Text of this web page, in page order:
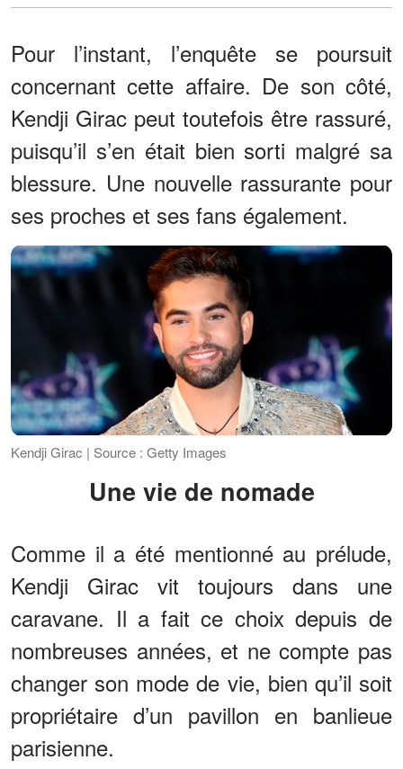
Pour l’instant, l’enquête se poursuit
concernant cette affaire. De son côté,
Kendji Girac peut toutefois être rassuré,
puisqu’il s’en était bien sorti malgré sa
blessure. Une nouvelle rassurante pour
ses proches et ses fans également.
Kendji Girac | Source : Getty Images
Une vie de nomade
Comme il a été mentionné au prélude,
Kendji Girac vit toujours dans une
caravane. Il a fait ce choix depuis de
nombreuses années, et ne compte pas
changer son mode de vie, bien qu’il soit
propriétaire d’un pavillon en banlieue
parisienne.